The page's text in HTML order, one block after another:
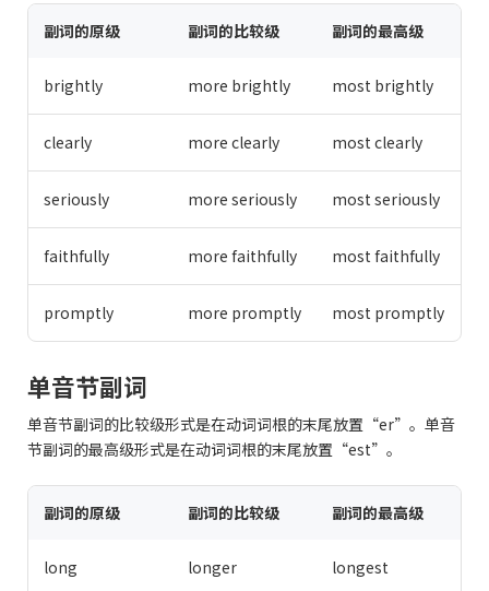
副词的原级 副词的比较级 副词的最高级
brightly more brightly most brightly
clearly more clearly most clearly
seriously more seriously most seriously
faithfully more faithfully most faithfully
promptly more promptly most promptly
单音节副词
单音节副词的比较级形式是在动词词根的末尾放置“er”。单音
节副词的最高级形式是在动词词根的末尾放置“est”。
副词的原级 副词的比较级 副词的最高级
long longer longest